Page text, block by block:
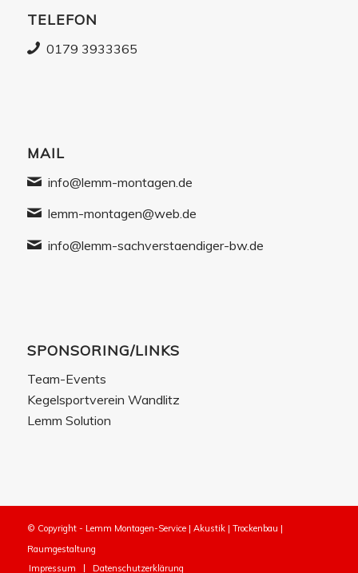
TELEFON
0179 3933365
MAIL
info@lemm-montagen.de
lemm-montagen@web.de
info@lemm-sachverstaendiger-bw.de
SPONSORING/LINKS
Team-Events
Kegelsportverein Wandlitz
Lemm Solution
© Copyright - Lemm Montagen-Service | Akustik | Trockenbau |
Raumgestaltung
Impressum
Datenschutzerklärung